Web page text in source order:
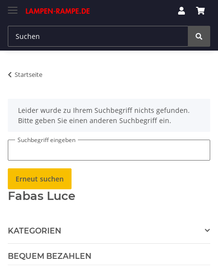
Startseite
xLeider wurde zu Ihrem Suchbegriff nichts gefunden.
Bitte geben Sie einen anderen Suchbegriff ein.
Suchbegriff eingeben
Erneut suchen
Fabas Luce
KATEGORIEN
BEQUEM BEZAHLEN